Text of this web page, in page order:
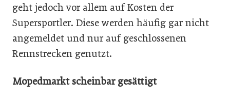
geht jedoch vor allem auf Kosten der
Supersportler. Diese werden häufig gar nicht
angemeldet und nur auf geschlossenen
Rennstrecken genutzt.
Mopedmarkt scheinbar gesättigt